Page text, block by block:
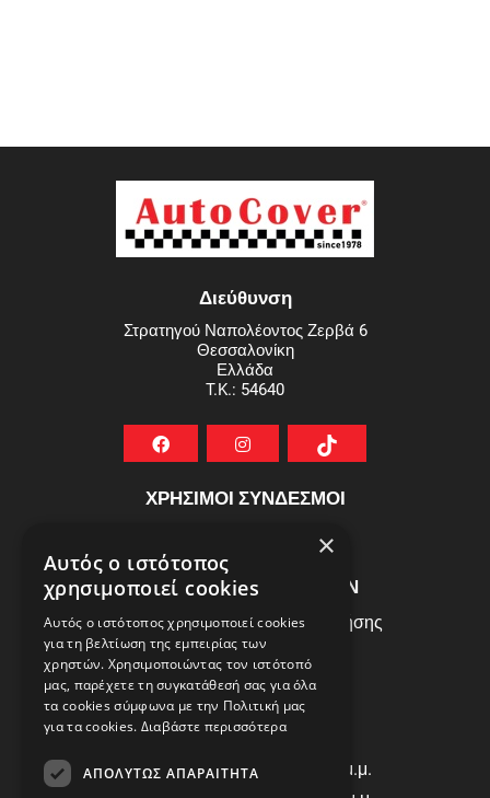
Διεύθυνση
Στρατηγού Ναπολέοντος Ζερβά 6
Θεσσαλονίκη
Ελλάδα
T.K.: 54640
ΧΡΗΣΙΜΟΙ ΣΥΝΔΕΣΜΟΙ
ΕΞΥΠΗΡΕΤΗΣΗ ΠΕΛΑΤΩΝ
Πολιτική Δεδομένων - Όροι Χρήσης
Πολιτική Επιστροφών
Όροι Χρήσης
ΩΡΑΡΙΟ ΛΕΙΤΟΥΡΓΙΑΣ
Δ | Τ | Τ | Π: 8:00 π.μ. - 18:00 μ.μ.
×
Αυτός ο ιστότοπος
χρησιμοποιεί cookies
Αυτός ο ιστότοπος χρησιμοποιεί cookies
για τη βελτίωση της εμπειρίας των
χρηστών. Χρησιμοποιώντας τον ιστότοπό
μας, παρέχετε τη συγκατάθεσή σας για όλα
τα cookies σύμφωνα με την Πολιτική μας
για τα cookies. Διαβάστε περισσότερα
ΑΠΟΛΎΤΩΣ ΑΠΑΡΑΊΤΗΤΑ